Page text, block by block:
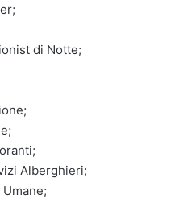
di Notte;
Alberghieri;